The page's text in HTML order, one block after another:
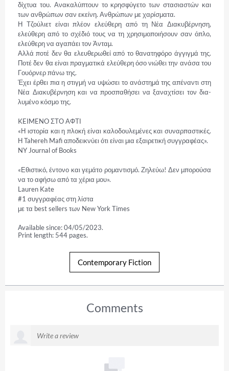
δίχτυα του. Ανακαλύπτουν το κρησφύγετο των στασιαστών και
των ανθρώπων σαν εκείνη. Ανθρώπων με χαρίσματα.
Η Τζούλιετ είναι πλέον ελεύθερη από τη Νέα Διακυβέρνηση,
ελεύθερη από το σχέδιό τους να τη χρησιμοποιήσουν σαν όπλο,
ελεύθερη να αγαπάει τον Άνταμ.
Αλλά ποτέ δεν θα ελευθερωθεί από το θανατηφόρο άγγιγμά της.
Ποτέ δεν θα είναι πραγματικά ελεύθερη όσο νιώθει την ανάσα του
Γουόρνερ πάνω της.
Έχει έρθει πια η στιγμή να υψώσει το ανάστημά της απέναντι στη
Νέα Διακυβέρνηση και να προσπαθήσει να ξαναχτίσει τον δια­
λυμένο κόσμο της.
KEIMENO ΣΤΟ ΑΦΤΙ
«Η ιστορία και η πλοκή είναι καλοδουλεμένες και συναρπαστικές.
Η Tahereh Mafi αποδεικνύει ότι είναι μια εξαιρετική συγγραφέας».
NY Journal of Books
«Εθιστικό, έντονο και γεμάτο ρομαντισμό. Ζηλεύω! Δεν μπορούσα
να το αφήσω από τα χέρια μου».
Lauren Kate
#1 συγγραφέας στη λίστα
με τα best sellers των New York Times
Available since: 04/05/2023.
Print length: 544 pages.
Contemporary Fiction
Comments